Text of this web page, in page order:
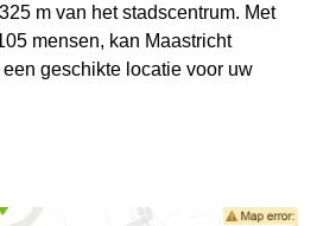
m van het stadscentrum. Met
mensen, kan Maastricht
geschikte locatie voor uw